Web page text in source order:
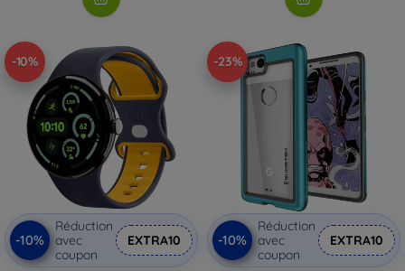
-10%
-10%
Réduction
avec
coupon
EXTRA10
-23%
-10%
Réduction
avec
coupon
EXTRA10